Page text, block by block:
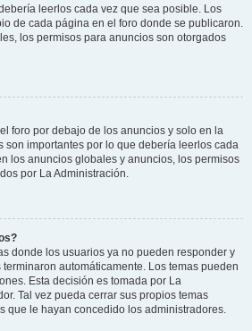
leerlos cada vez que sea posible. Los
de cada página en el foro donde se publicaron.
los permisos para anuncios son otorgados
foro por debajo de los anuncios y solo en la
son importantes por lo que debería leerlos cada
los anuncios globales y anuncios, los permisos
por La Administración.
donde los usuarios ya no pueden responder y
automáticamente. Los temas pueden
Esta decisión es tomada por La
Tal vez pueda cerrar sus propios temas
que le hayan concedido los administradores.